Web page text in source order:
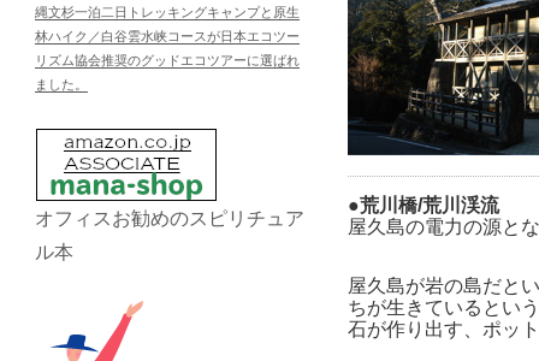
●荒川橋/荒川渓流
屋久島の電力の源と
屋久島が岩の島だと
ちが生きているとい
石が作り出す、ポッ
縄文杉一泊二日トレッキングキャンプと原生
林ハイク／白谷雲水峡コースが日本エコツー
リズム協会推奨のグッドエコツアーに選ばれ
ました。
オフィスお勧めのスピリチュア
ル本